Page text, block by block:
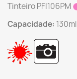
Tinteiro PFI106PM
Capacidade: 130ml